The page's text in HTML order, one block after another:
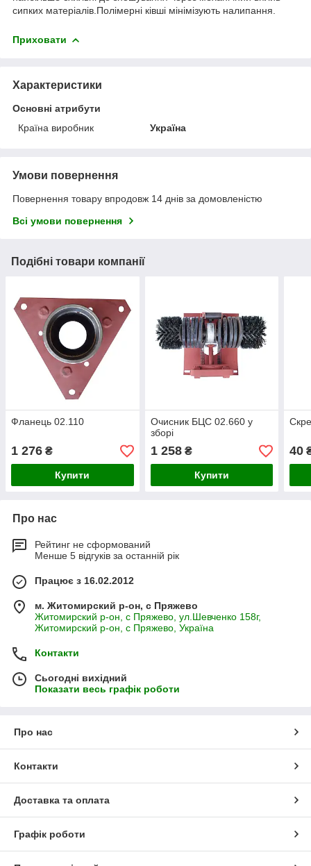
сипких матеріалів.Полімерні ківші мінімізують налипання.
Приховати
Характеристики
Основні атрибути
Країна виробник
Україна
Умови повернення
Повернення товару впродовж 14 днів за домовленістю
Всі умови повернення
Подібні товари компанії
Фланець 02.110
1 276 ₴
Купити
Очисник БЦС 02.660 у
зборі
1 258₴
Купити
40
Про нас
Рейтинг не сформований
Менше 5 відгуків за останній рік
Працює з 16.02.2012
м. Житомирский р-он, с Пряжево
Житомирский р-он, с Пряжево, ул.Шевченко 158г,
Житомирский р-он, с Пряжево, Україна
Контакти
Сьогодні вихідний
Показати весь графік роботи
Про нас
Контакти
Доставка та оплата
Графік роботи